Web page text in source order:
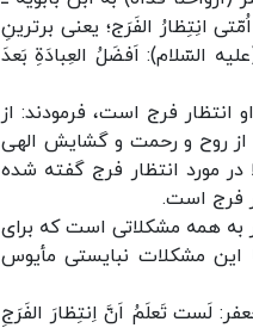
انِتِظارُ الفَرَج؛ یعنی برترینِ
السّلام): اَفضَلُ العِبادَةِ بَعدَ
انتظار فرج است، فرمودند: از
از روح و رحمت و گشایش الهی
مورد انتظار فرج گفته شده
فرج است.
به همه‌ مشکلاتی است که برای
این مشکلات نبایستی مأیوس
لَست تَعلَمُ اَنَّ اِنتِظارَ الفَرَجِ